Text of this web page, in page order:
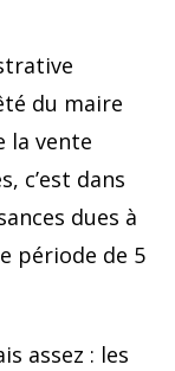
du maire
la vente
c’est dans
dues à
période de 5
assez : les